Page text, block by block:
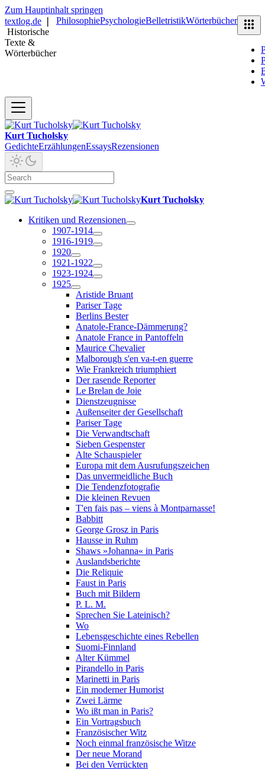
Zum Hauptinhalt springen
textlog.de
Historische
Texte &
Wörterbücher
PhilosophiePsychologieBelletristikWörterbücher
Kurt Tucholsky
GedichteErzählungenEssaysRezensionen
Kurt Tucholsky
Kritiken und Rezensionen
1907-1914
1916-1919
1920
1921-1922
1923-1924
1925
Aristide Bruant
Pariser Tage
Berlins Bester
Anatole-France-Dämmerung?
Anatole France in Pantoffeln
Maurice Chevalier
Malborough s'en va-t-en guerre
Wie Frankreich triumphiert
Der rasende Reporter
Le Brelan de Joie
Dienstzeugnisse
Außenseiter der Gesellschaft
Pariser Tage
Die Verwandtschaft
Sieben Gespenster
Alte Schauspieler
Europa mit dem Ausrufungszeichen
Das unvermeidliche Buch
Die Tendenzfotografie
Die kleinen Revuen
T'en fais pas – viens à Montparnasse!
Babbitt
George Grosz in Paris
Hausse in Ruhm
Shaws »Johanna« in Paris
Auslandsberichte
Die Reliquie
Faust in Paris
Buch mit Bildern
P. L. M.
Sprechen Sie Lateinisch?
Wo
Lebensgeschichte eines Rebellen
Suomi-Finnland
Alter Kümmel
Pirandello in Paris
Marinetti in Paris
Ein moderner Humorist
Zwei Lärme
Wo ißt man in Paris?
Ein Vortragsbuch
Französischer Witz
Noch einmal französische Witze
Der neue Morand
Bei den Verrückten